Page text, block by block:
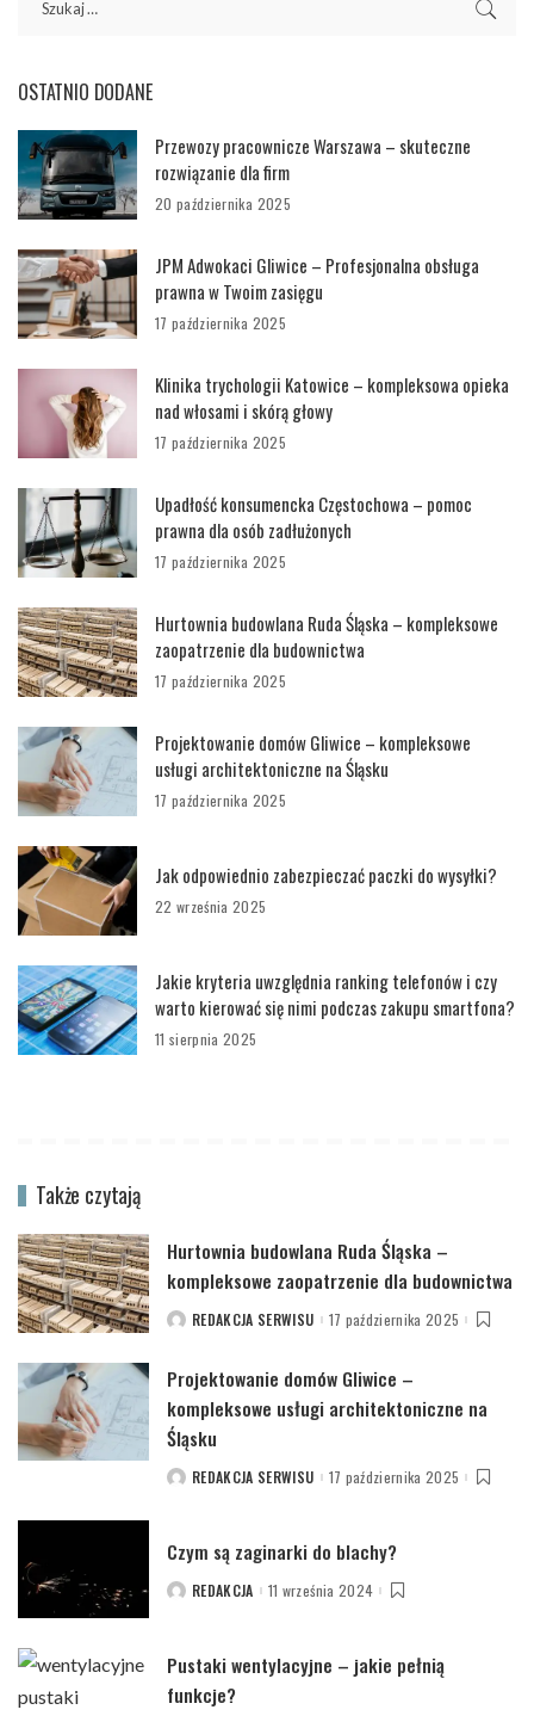
OSTATNIO DODANE
Przewozy pracownicze Warszawa – skuteczne
rozwiązanie dla firm
20 października 2025
JPM Adwokaci Gliwice – Profesjonalna obsługa
prawna w Twoim zasięgu
17 października 2025
Klinika trychologii Katowice – kompleksowa opieka
nad włosami i skórą głowy
17 października 2025
Upadłość konsumencka Częstochowa – pomoc
prawna dla osób zadłużonych
17 października 2025
Hurtownia budowlana Ruda Śląska – kompleksowe
zaopatrzenie dla budownictwa
17 października 2025
Projektowanie domów Gliwice – kompleksowe
usługi architektoniczne na Śląsku
17 października 2025
Jak odpowiednio zabezpieczać paczki do wysyłki?
22 września 2025
Jakie kryteria uwzględnia ranking telefonów i czy
warto kierować się nimi podczas zakupu smartfona?
11 sierpnia 2025
Także czytają
Hurtownia budowlana Ruda Śląska –
kompleksowe zaopatrzenie dla budownictwa
POSTEDREDAKCJA SERWISU 17 października 2025
Projektowanie domów Gliwice –
kompleksowe usługi architektoniczne na
Śląsku
POSTEDREDAKCJA SERWISU 17 października 2025
Czym są zaginarki do blachy?
POSTEDREDAKCJA 11 września 2024
Pustaki wentylacyjne – jakie pełnią
funkcje?